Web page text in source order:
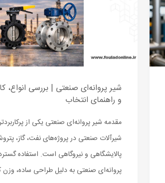
شیر پروانه‌ای صنعتی | بررسی انواع،
و راهنمای انتخاب
مقدمه شیر پروانه‌ای صنعتی یکی از
شیرآلات صنعتی در پروژه‌های نفت، گاز،
پالایشگاهی و نیروگاهی است. استفاده
پروانه‌ای صنعتی به دلیل طراحی ساده، وزن